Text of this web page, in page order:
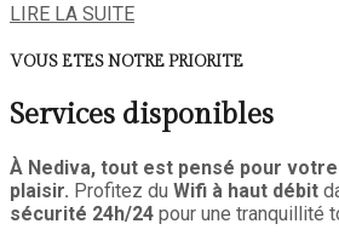
LIRE LA SUITE
VOUS ETES NOTRE PRIORITE
Services disponibles
À Nediva, tout est pensé pour
plaisir. Profitez du Wifi à haut débit
sécurité 24h/24 pour une tranquillité